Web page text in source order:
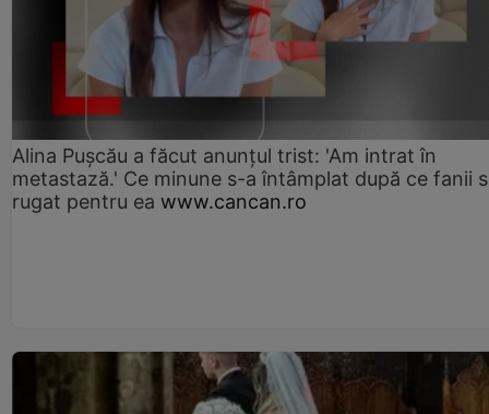
Alina Pușcău a făcut anunțul trist: 'Am intrat în
metastază.' Ce minune s-a întâmplat după ce fanii
rugat pentru ea www.cancan.ro